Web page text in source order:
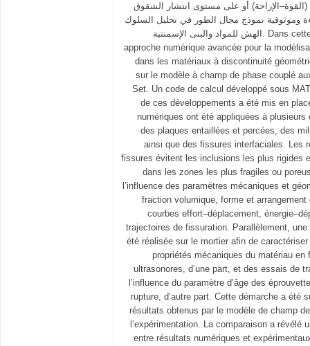
أو على مستوى انتشار الشقوق
وموثوقية نموذج مجال الطور في تحليل السلوك
الهش للمواد والبنى الإسمنتية. Dans cette étude, nous adoptons une
approche numérique avancée pour la
dans les matériaux à discontinuité
sur le modèle à champ de phase couplé
Set. Un code de calcul développé sous
de ces développements a été mis en
numériques ont été appliquées à
des plaques entaillées et percées, des
ainsi que des fissures interfaciales. Les
fissures évitent les inclusions les plus rigides
dans les zones les plus fragiles ou
l’influence des paramètres mécaniques et
fraction volumique, forme et
courbes effort–déplacement,
trajectoires de fissuration. Parallèlement,
été réalisée sur le mortier afin de
propriétés mécaniques du matériau en
ultrasonores, d’une part, et des essais de
l’influence du paramètre d’âge des
rupture, d’autre part. Cette démarche a été
résultats obtenus par le modèle de champ
l’expérimentation. La comparaison a révélé
entre résultats numériques et